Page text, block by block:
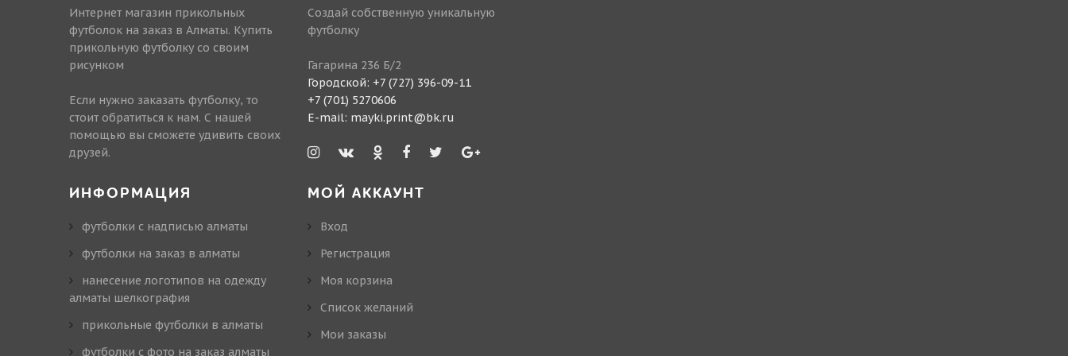
Интернет магазин прикольных
футболок на заказ в Алматы. Купить
прикольную футболку со своим
рисунком
Если нужно заказать футболку, то
стоит обратиться к нам. С нашей
помощью вы сможете удивить своих
друзей.
Создай собственную уникальную
футболку
Гагарина 236 Б/2
Городской: +7 (727) 396-09-11
+7 (701) 5270606
E-mail: mayki.print@bk.ru
ИНФОРМАЦИЯ
футболки с надписью алматы
футболки на заказ в алматы
нанесение логотипов на одежду
алматы шелкография
прикольные футболки в алматы
футболки с фото на заказ алматы
МОЙ АККАУНТ
Вход
Регистрация
Моя корзина
Cписок желаний
Мои заказы